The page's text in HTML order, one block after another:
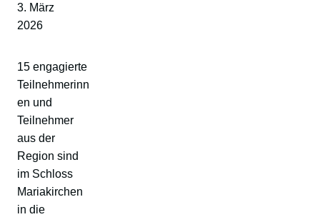
3. März
2026
15 engagierte
Teilnehmerinn
en und
Teilnehmer
aus der
Region sind
im Schloss
Mariakirchen
in die